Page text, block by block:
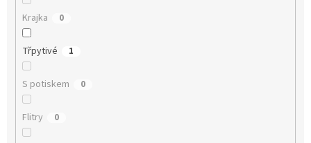
Krajka 0
Třpytivé 1
S potiskem 0
Flitry 0